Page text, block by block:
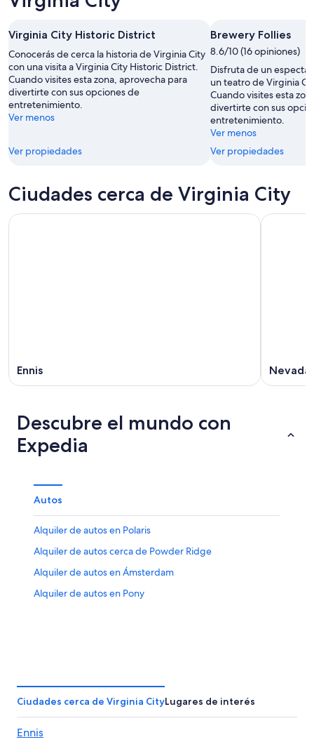
ago
-
8
ago
la
noche,
8
ago
-
9
ago
para
este
fin
de
semana,
7
ago
-
ago
Virginia City Historic District
Conocerás de cerca la historia de Virginia City
con una visita a Virginia City Historic District.
Cuando visites esta zona, aprovecha para
divertirte con sus opciones de
entretenimiento.
Ver menos
Ver propiedades
Brewery Follies
8.6/10 (16 opiniones)
Disfruta de un
un teatro de Virginia
Cuando visites esta
divertirte con sus
entretenimiento.
Ver menos
Ver propiedades
Ciudades cerca de Virginia City
Ennis Nevada
Descubre el mundo con
Expedia
Autos
Alquiler de autos en Polaris
Alquiler de autos cerca de Powder Ridge
Alquiler de autos en Ámsterdam
Alquiler de autos en Pony
Ciudades cerca de Virginia CityLugares de interés
Ennis